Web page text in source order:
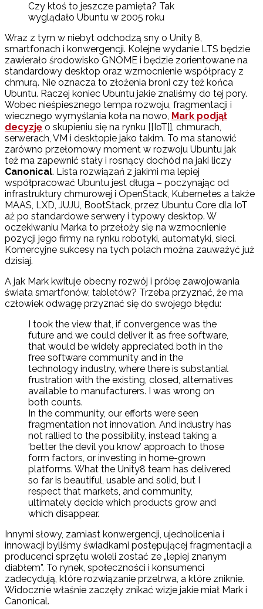
Czy ktoś to jeszcze pamięta? Tak
wyglądało Ubuntu w 2005 roku
Wraz z tym w niebyt odchodzą sny o Unity 8,
smartfonach i konwergencji. Kolejne wydanie LTS będzie
zawierało środowisko GNOME i będzie zorientowane na
standardowy desktop oraz wzmocnienie współpracy z
chmurą. Nie oznacza to złożenia broni czy też końca
Ubuntu. Raczej koniec Ubuntu jakie znaliśmy do tej pory.
Wobec nieśpiesznego tempa rozwoju, fragmentacji i
wiecznego wymyślania koła na nowo, Mark podjął
decyzję o skupieniu się na rynku [[IoT]], chmurach,
serwerach, VM i desktopie jako takim. To ma stanowić
zarówno przełomowy moment w rozwoju Ubuntu jak
też ma zapewnić stały i rosnący dochód na jaki liczy
Canonical. Lista rozwiązań z jakimi ma lepiej
współpracować Ubuntu jest długa – poczynając od
infrastruktury chmurowej i OpenStack, Kubernetes a także
MAAS, LXD, JUJU, BootStack, przez Ubuntu Core dla IoT
aż po standardowe serwery i typowy desktop. W
oczekiwaniu Marka to przełoży się na wzmocnienie
pozycji jego firmy na rynku robotyki, automatyki, sieci.
Komercyjne sukcesy na tych polach można zauważyć już
dzisiaj.
A jak Mark kwituje obecny rozwój i próbę zawojowania
świata smartfonów, tabletów? Trzeba przyznać, że ma
człowiek odwagę przyznać się do swojego błędu:
I took the view that, if convergence was the
future and we could deliver it as free software,
that would be widely appreciated both in the
free software community and in the
technology industry, where there is substantial
frustration with the existing, closed, alternatives
available to manufacturers. I was wrong on
both counts.
In the community, our efforts were seen
fragmentation not innovation. And industry has
not rallied to the possibility, instead taking a
‘better the devil you know’ approach to those
form factors, or investing in home-grown
platforms. What the Unity8 team has delivered
so far is beautiful, usable and solid, but I
respect that markets, and community,
ultimately decide which products grow and
which disappear.
Innymi słowy, zamiast konwergencji, ujednolicenia i
innowacji byliśmy świadkami postępującej fragmentacji a
producenci sprzętu woleli zostać ze „lepiej znanym
diabłem”. To rynek, społeczności i konsumenci
zadecydują, które rozwiązanie przetrwa, a które zniknie.
Widocznie właśnie zaczęły znikać wizje jakie miał Mark i
Canonical.